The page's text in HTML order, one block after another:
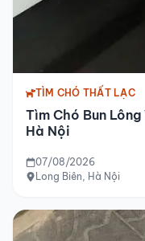
TÌM CHÓ THẤT LẠC
Tìm Chó Bun
Hà Nội
07/08/2026
Long Biên, Hà Nội